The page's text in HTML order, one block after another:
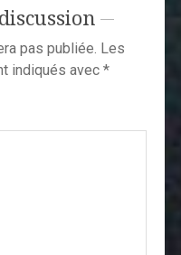
pas publiée. Les
indiqués avec *